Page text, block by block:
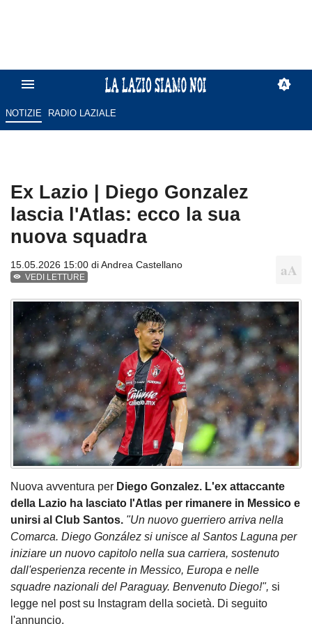
NOTIZIE RADIO LAZIALE
Ex Lazio | Diego Gonzalez
lascia l'Atlas: ecco la sua
nuova squadra
15.05.2026 15:00 diAndrea Castellano
VEDI LETTURE
Nuova avventura per Diego Gonzalez. L'ex attaccante
della Lazio ha lasciato l'Atlas per rimanere in Messico e
unirsi al Club Santos. "Un nuovo guerriero arriva nella
Comarca. Diego González si unisce al Santos Laguna per
iniziare un nuovo capitolo nella sua carriera, sostenuto
dall'esperienza recente in Messico, Europa e nelle
squadre nazionali del Paraguay. Benvenuto Diego!", si
legge nel post su Instagram della società. Di seguito
l'annuncio.